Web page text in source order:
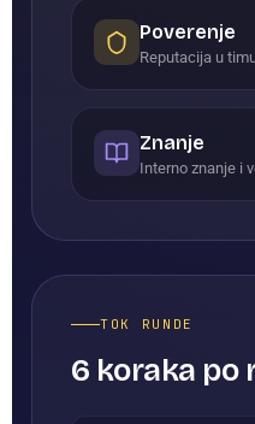
Poverenje
Reputacija u
Znanje
Interno znanje i
TOK RUNDE
6 koraka po